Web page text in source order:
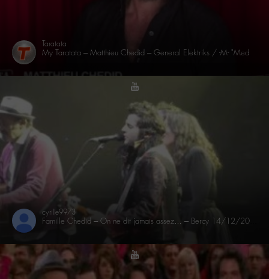
Taratata
cyrille9973
youtube
youtube